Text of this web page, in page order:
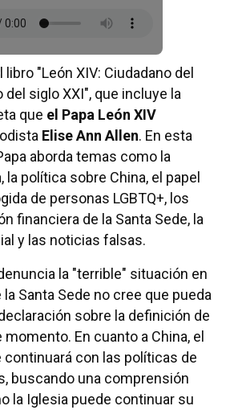
libro "León XIV: Ciudadano del
siglo XXI", que incluye la
que el Papa León XIV
Elise Ann Allen. En esta
aborda temas como la
la política sobre China, el papel
de personas LGBTQ+, los
financiera de la Santa Sede, la
y las noticias falsas.
la "terrible" situación en
la Santa Sede no cree que pueda
sobre la definición de
En cuanto a China, el
continuará con las políticas de
buscando una comprensión
la Iglesia puede continuar su